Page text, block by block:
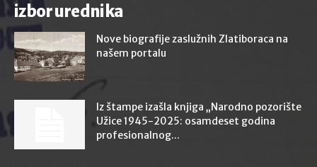
izbor urednika
Nove biografije zaslužnih Zlatiboraca na
našem portalu
Iz štampe izašla knjiga „Narodno pozorište
Užice 1945-2025: osamdeset godina
profesionalnog...